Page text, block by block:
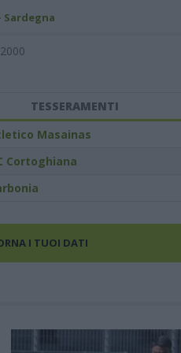
Sardegna
TESSERAMENTI
Masainas
Cortoghiana
I TUOI DATI